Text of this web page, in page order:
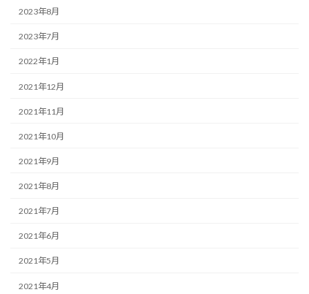
2023年8月
2023年7月
2022年1月
2021年12月
2021年11月
2021年10月
2021年9月
2021年8月
2021年7月
2021年6月
2021年5月
2021年4月